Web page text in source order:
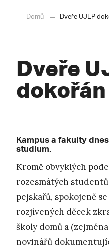
Domů Dveře UJEP
Dveře
dokořán
Kampus a fakulty
studium.
Kromě obvyklých
rozesmátých
pejskařů, spokojeně
rozjívených děcek
školy domů a
novinářů